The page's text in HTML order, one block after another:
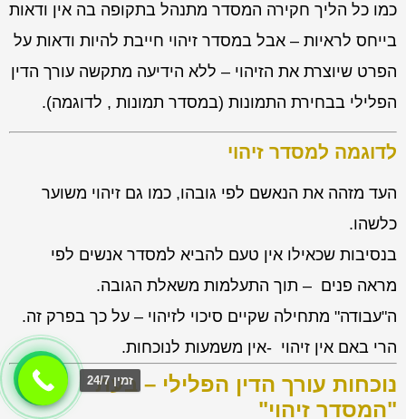
כמו כל הליך חקירה המסדר מתנהל בתקופה בה אין ודאות
בייחס לראיות – אבל במסדר זיהוי חייבת להיות ודאות על
הפרט שיוצרת את הזיהוי – ללא הידיעה מתקשה עורך הדין
הפלילי בבחירת התמונות (במסדר תמונות , לדוגמה).
לדוגמה למסדר זיהוי
העד מזהה את הנאשם לפי גובהו, כמו גם זיהוי משוער
כלשהו.
בנסיבות שכאילו אין טעם להביא למסדר אנשים לפי
מראה פנים – תוך התעלמות משאלת הגובה.
ה"עבודה" מתחילה שקיים סיכוי לזיהוי – על כך בפרק זה.
הרי באם אין זיהוי -אין משמעות לנוכחות.
נוכחות עורך הדין הפלילי – בעת
"המסדר זיהוי"
זמין 24/7